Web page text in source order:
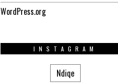
WordPress.org
INSTAGRAM
Ndiqe